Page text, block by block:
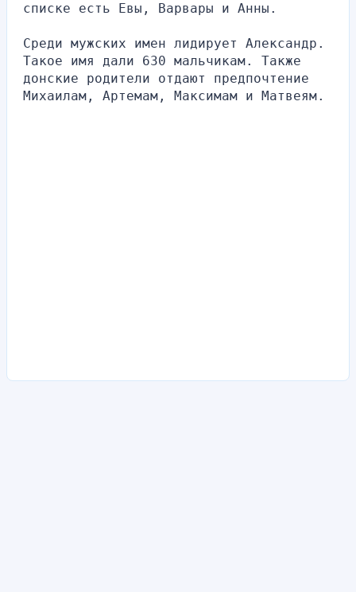
списке есть Евы, Варвары и Анны.
Среди мужских имен лидирует Александр.
Такое имя дали 630 мальчикам. Также
донские родители отдают предпочтение
Михаилам, Артемам, Максимам и Матвеям.